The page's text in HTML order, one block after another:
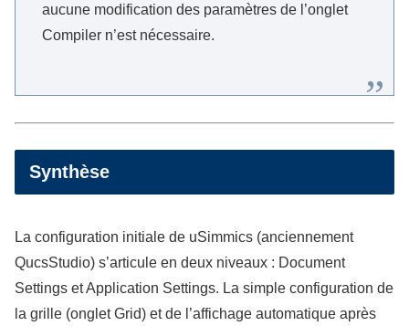
aucune modification des paramètres de l’onglet
Compiler n’est nécessaire.
Synthèse
La configuration initiale de uSimmics (anciennement
QucsStudio) s’articule en deux niveaux : Document
Settings et Application Settings. La simple configuration de
la grille (onglet Grid) et de l’affichage automatique après